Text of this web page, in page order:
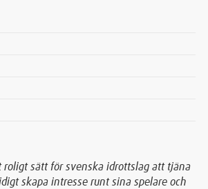
roligt sätt för svenska idrottslag att tjäna
skapa intresse runt sina spelare och